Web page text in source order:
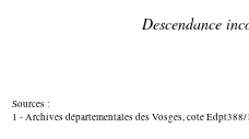
Descendance
Sources :
1 - Archives départementales des Vosges, cote